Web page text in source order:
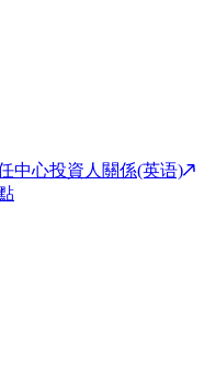
中心投資人關係(英语)